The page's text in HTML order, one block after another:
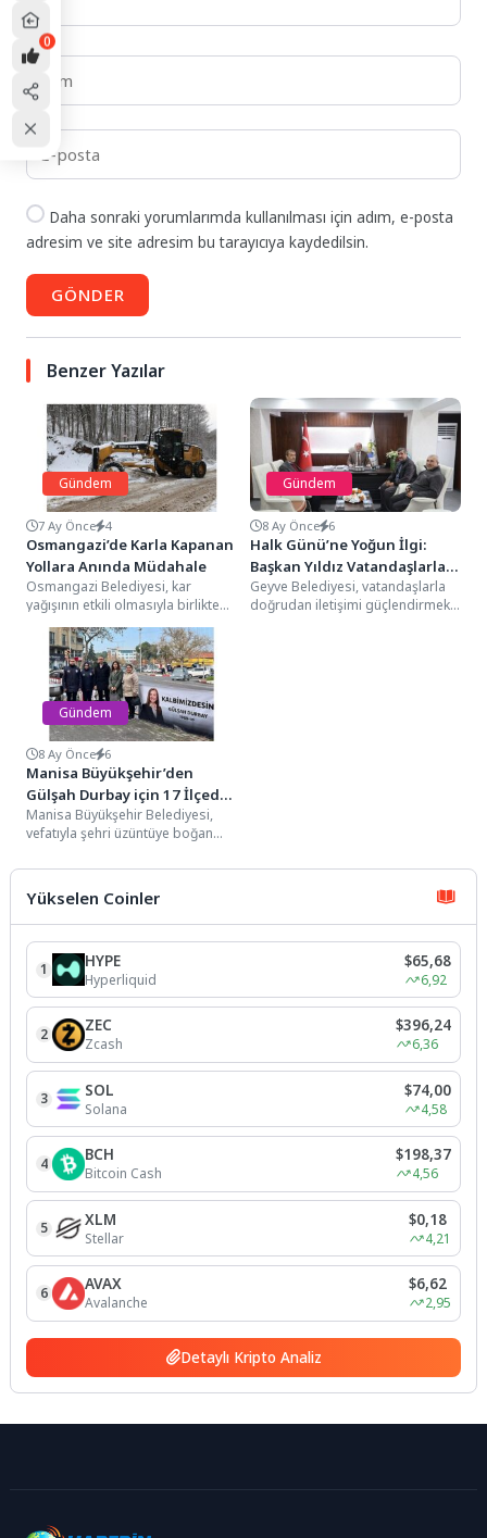
Daha sonraki yorumlarımda kullanılması için adım, e-posta
adresim ve site adresim bu tarayıcıya kaydedilsin.
GÖNDER
Benzer Yazılar
Gündem
7 Ay Önce 4
Osmangazi’de Karla Kapanan
Yollara Anında Müdahale
Osmangazi Belediyesi, kar
yağışının etkili olmasıyla birlikte
ilçe genelinde sorumluluk
alanındaki karla kapanan yollara
anında...
Gündem
8 Ay Önce 6
Halk Günü’ne Yoğun İlgi:
Başkan Yıldız Vatandaşlarla
Tek Tek İlgilendi
Geyve Belediyesi, vatandaşlarla
doğrudan iletişimi güçlendirmek
Gündem
8 Ay Önce 6
Manisa Büyükşehir’den
Gülşah Durbay için 17 İlçede
Lokma Hayrı
Manisa Büyükşehir Belediyesi,
vefatıyla şehri üzüntüye boğan
Gülşah Durbay’ın vefatının 7.
günü...
Yükselen Coinler
1 HYPE
Hyperliquid
$65,68
6,92
2 ZEC
Zcash
$396,24
6,36
3 SOL
Solana
$74,00
4,58
4 BCH
Bitcoin Cash
$198,37
4,56
5 XLM
Stellar
$0,18
4,21
6 AVAX
Avalanche
$6,62
2,95
Detaylı Kripto Analiz
0